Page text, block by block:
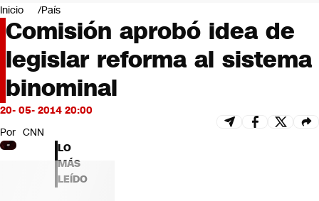
Negocios
Deportes
Programas completos
Cultura
Servicios
Bits
CNN tiempo
Futuro 360
Opinión
Inicio País
Comisión aprobó idea de
legislar reforma al sistema
binominal
20- 05- 2014 20:00
Por CNN
LO
MÁS
LEÍDO